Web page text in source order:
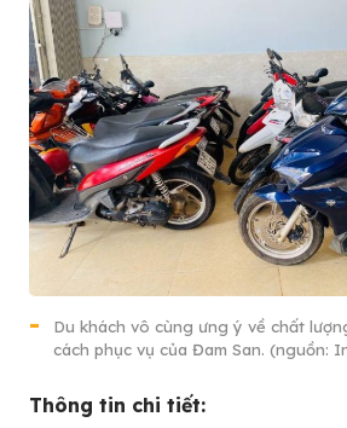
Du khách vô cùng ưng ý về chất
cách phục vụ của Đam San. (nguồn:
Thông tin chi tiết: